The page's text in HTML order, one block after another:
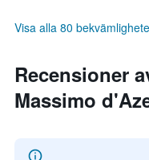
Visa alla 80
Recensioner
Massimo